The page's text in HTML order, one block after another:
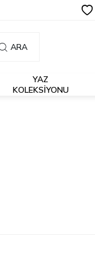
ARA
YAZ
KOLEKSIYONU